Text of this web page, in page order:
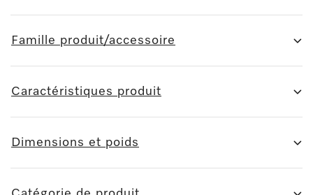
Famille produit/accessoire
Caractéristiques produit
Dimensions et poids